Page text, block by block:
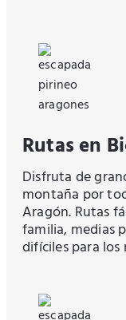
Rutas en
Disfruta de
montaña por
Aragón. Rutas
familia, medias
difíciles para los